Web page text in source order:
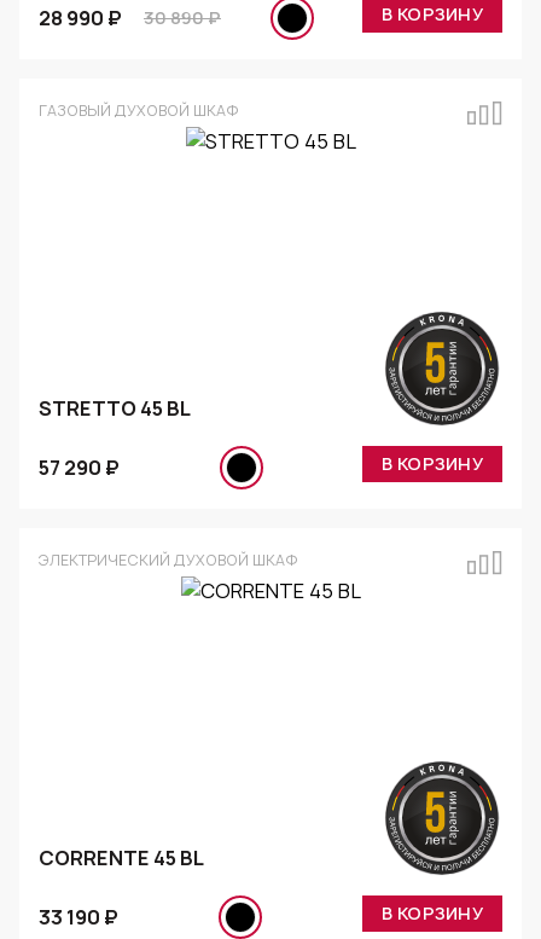
28 990 ₽ 30 890 ₽ В КОРЗИНУ
ГАЗОВЫЙ ДУХОВОЙ ШКАФ
STRETTO 45 BL
57 290 ₽ В КОРЗИНУ
ЭЛЕКТРИЧЕСКИЙ ДУХОВОЙ ШКАФ
CORRENTE 45 BL
33 190 ₽ В КОРЗИНУ